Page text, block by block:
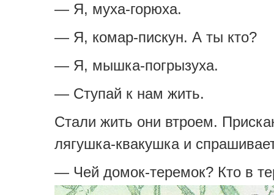
— Я, муха-горюха.
— Я, комар-пискун. А ты кто?
— Я, мышка-погрызуха.
— Ступай к нам жить.
Стали жить они втроем.
лягушка-квакушка и
— Чей домок-теремок? Кто в